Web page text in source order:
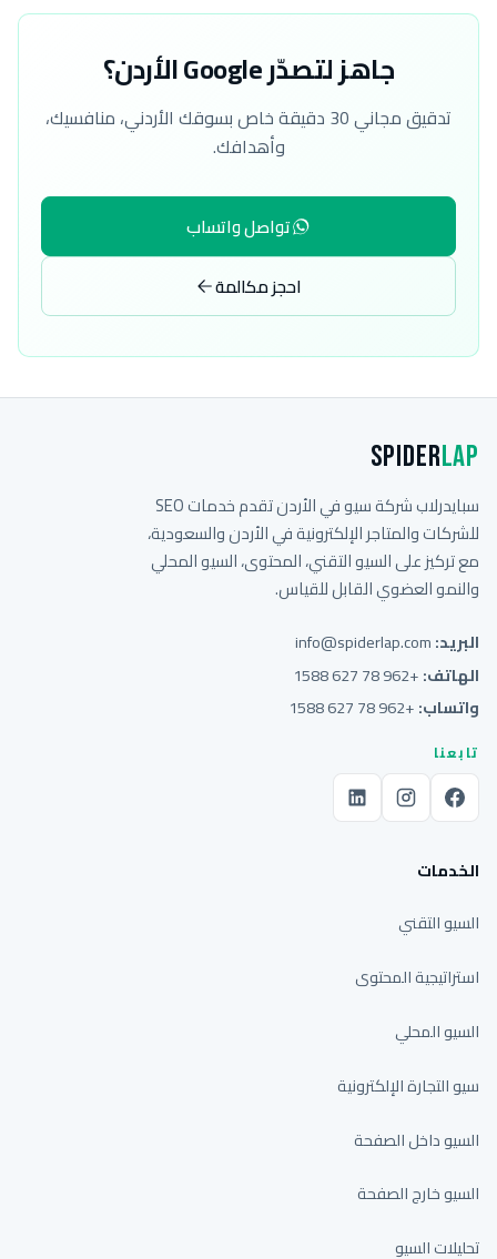
جاهز لتصدّر Google الأردن؟
تدقيق مجاني 30 دقيقة خاص بسوقك الأردني، منافسيك،
وأهدافك.
تواصل واتساب
احجز مكالمة
SpiderLap
سبايدرلاب شركة سيو في الأردن تقدم خدمات SEO
للشركات والمتاجر الإلكترونية في الأردن والسعودية،
مع تركيز على السيو التقني، المحتوى، السيو المحلي
والنمو العضوي القابل للقياس.
البريد:info@spiderlap.com
الهاتف:+962 78 627 1588
واتساب:+962 78 627 1588
تابعنا
الخدمات
السيو التقني
استراتيجية المحتوى
السيو المحلي
سيو التجارة الإلكترونية
السيو داخل الصفحة
السيو خارج الصفحة
تحليلات السيو